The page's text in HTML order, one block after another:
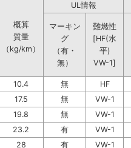
概算
質量
（kg/km）
UL情報
マーキン
グ
（有・
無）
難燃性
[HF(水
平)
VW-1]
10.4 無
HF
17.5 無
VW-1
19.8 無
VW-1
23.2 有
VW-1
28 有
VW-1